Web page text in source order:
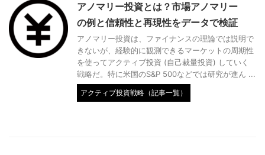
アノマリー投資とは？市場アノマリー
の例と信頼性と再現性をデータで検証
アノマリー投資は、ファイナンスの理論では説明で
きないが、経験的に観測できるマーケットの周期性
を使ってアクティブ投資 (自己裁量投資) していく
戦略だ。特に米国のS&P 500などでは研究が進ん ...
アクティブ投資戦略（記事一覧）